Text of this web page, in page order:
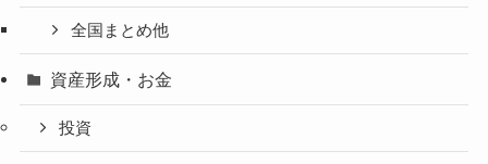
全国まとめ他
資産形成・お金
投資